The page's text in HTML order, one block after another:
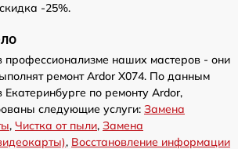
-25%.
профессионализме наших мастеров - они
ремонт Ardor X074. По данным
по ремонту Ardor,
следующие услуги: Замена
, Чистка от пыли, Замена
, Восстановление информации